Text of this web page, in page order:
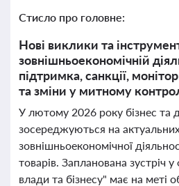
Стисло про головне:
Нові виклики та
зовнішньоекономічній
підтримка, санкції,
та зміни у митному
У лютому 2026 року бізнес та
зосереджуються на
зовнішньоекономічної
товарів. Запланована зустріч
влади та бізнесу" має на меті